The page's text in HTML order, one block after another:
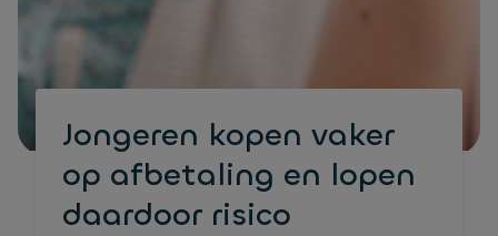
Jongeren kopen vaker
op afbetaling en lopen
daardoor risico